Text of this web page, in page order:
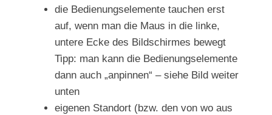
die Bedienungselemente tauchen erst
auf, wenn man die Maus in die linke,
untere Ecke des Bildschirmes bewegt
Tipp: man kann die Bedienungselemente
dann auch „anpinnen“ – siehe Bild weiter
unten
eigenen Standort (bzw. den von wo aus